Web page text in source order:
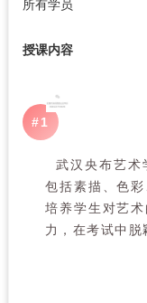
所有学员
授课内容
#1
武汉央布艺术
包括素描、色
培养学生对艺
力，在考试中脱